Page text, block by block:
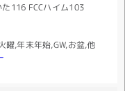
116 FCCハイム103
曜,年末年始,GW,お盆,他